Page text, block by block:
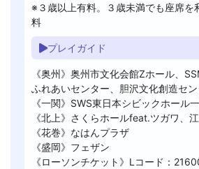
※３歳以上有料。３歳未満でも座席を
料
プレイガイド
《奥州》奥州市文化会館Zホール、
ふれあいセンター、胆沢文化創造セ
《一関》SWS東日本シビックホール
《北上》さくらホールfeat.ツガワ、
《花巻》なはんプラザ
《盛岡》フェザン
《ローソンチケット》Lコード：